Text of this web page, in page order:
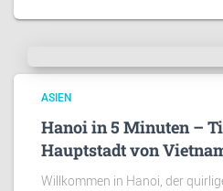
ASIEN
Hanoi in 5 Minuten –
Hauptstadt von
Willkommen in Hanoi, der